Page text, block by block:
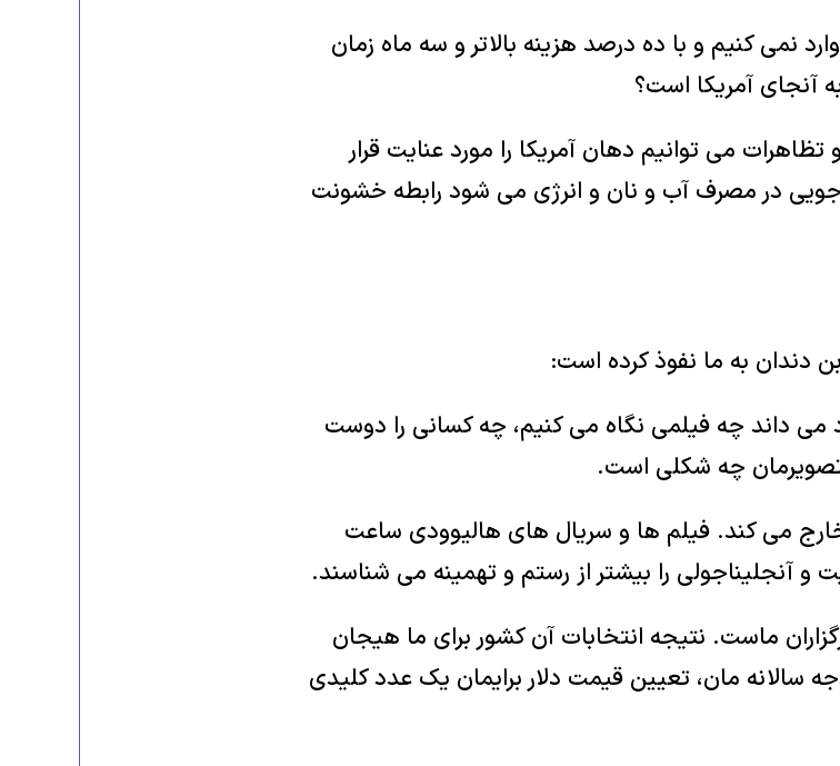
وارد نمی کنیم و با ده درصد هزینه بالاتر و سه ماه زمان
آنجای آمریکا است؟
می توانیم دهان آمریکا را مورد عنایت قرار
جویی در مصرف آب و نان و انرژی می شود رابطه خشونت
دندان به ما نفوذ کرده است:
می داند چه فیلمی نگاه می کنیم، چه کسانی را دوست
تصویرمان چه شکلی است.
خارج می کند. فیلم ها و سریال های هالیوودی ساعت
و آنجلیناجولی را بیشتر از رستم و تهمینه می شناسند.
ماست. نتیجه انتخابات آن کشور برای ما هیجان
سالانه مان، تعیین قیمت دلار برایمان یک عدد کلیدی